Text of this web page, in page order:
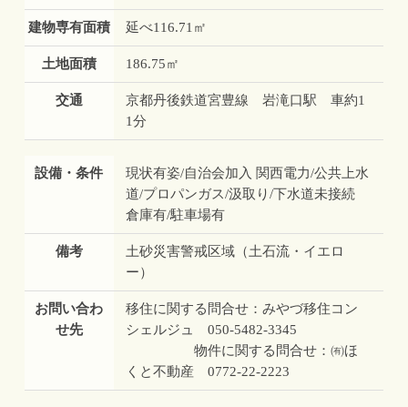
建物専有面積 延べ116.71㎡
土地面積 186.75㎡
交通
京都丹後鉄道宮豊線 岩滝口駅 車約1
1分
設備・条件
現状有姿/自治会加入 関西電力/公共上水
道/プロパンガス/汲取り/下水道未接続
倉庫有/駐車場有
備考
土砂災害警戒区域（土石流・イエロ
ー）
お問い合わ
せ先
移住に関する問合せ：みやづ移住コン
シェルジュ 050-5482-3345
物件に関する問合せ：㈲ほ
くと不動産 0772-22-2223